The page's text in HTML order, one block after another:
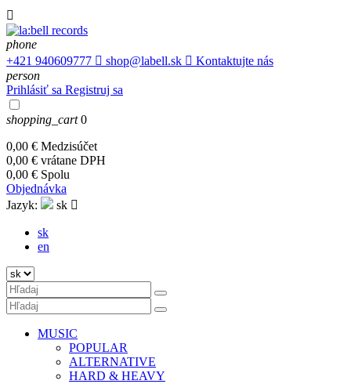

phone
+421 940609777  shop@labell.sk  Kontaktujte nás
person
Prihlásiť sa Registruj sa
shopping_cart 0
0,00 € Medzisúčet
0,00 € vrátane DPH
0,00 € Spolu
Objednávka
Jazyk:
sk 
sk
en
MUSIC
POPULAR
ALTERNATIVE
HARD & HEAVY